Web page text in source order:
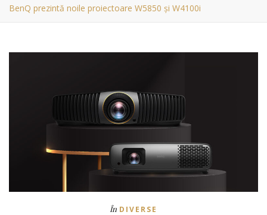
BenQ prezintă noile proiectoare W5850 și W4100i
În DIVERSE